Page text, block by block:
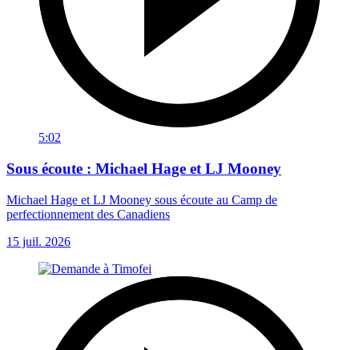
5:02
Sous écoute : Michael Hage et LJ Mooney
Michael Hage et LJ Mooney sous écoute au Camp de
perfectionnement des Canadiens
15 juil. 2026